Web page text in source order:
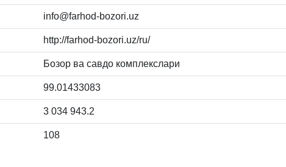
info@farhod-bozori.uz
http://farhod-bozori.uz/ru/
Бозор ва савдо комплекслари
99.01433083
3 034 943.2
108